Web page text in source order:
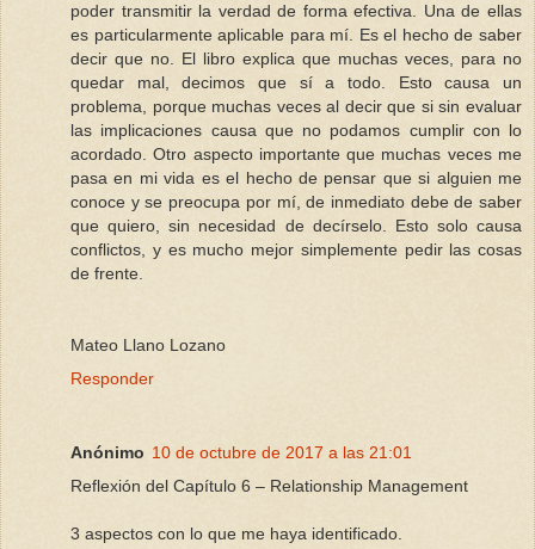
poder transmitir la verdad de forma efectiva. Una de ellas
es particularmente aplicable para mí. Es el hecho de saber
decir que no. El libro explica que muchas veces, para no
quedar mal, decimos que sí a todo. Esto causa un
problema, porque muchas veces al decir que si sin evaluar
las implicaciones causa que no podamos cumplir con lo
acordado. Otro aspecto importante que muchas veces me
pasa en mi vida es el hecho de pensar que si alguien me
conoce y se preocupa por mí, de inmediato debe de saber
que quiero, sin necesidad de decírselo. Esto solo causa
conflictos, y es mucho mejor simplemente pedir las cosas
de frente.
Mateo Llano Lozano
Responder
Anónimo 10 de octubre de 2017 a las 21:01
Reflexión del Capítulo 6 – Relationship Management
3 aspectos con lo que me haya identificado.